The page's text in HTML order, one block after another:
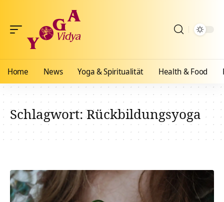
Home News Yoga & Spiritualität Health & Food
Schlagwort:Rückbildungsyoga